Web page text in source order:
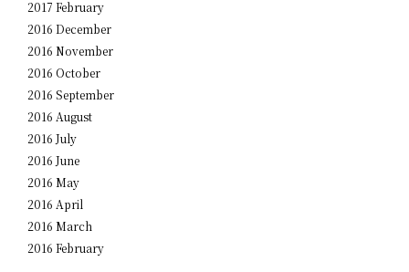
2017 February
2016 December
2016 November
2016 October
2016 September
2016 August
2016 July
2016 June
2016 May
2016 April
2016 March
2016 February